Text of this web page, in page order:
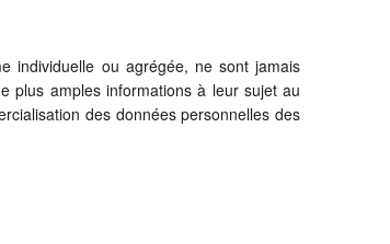
individuelle ou agrégée, ne sont jamais
plus amples informations à leur sujet au
des données personnelles des